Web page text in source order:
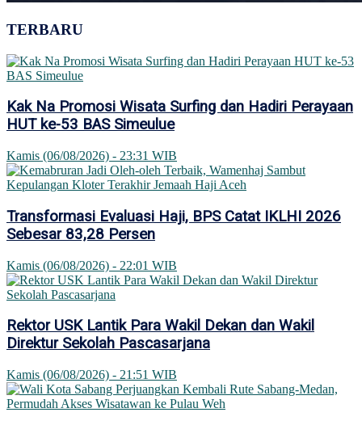
TERBARU
Kak Na Promosi Wisata Surfing dan Hadiri Perayaan
HUT ke-53 BAS Simeulue
Kamis (06/08/2026) - 23:31 WIB
Transformasi Evaluasi Haji, BPS Catat IKLHI 2026
Sebesar 83,28 Persen
Kamis (06/08/2026) - 22:01 WIB
Rektor USK Lantik Para Wakil Dekan dan Wakil
Direktur Sekolah Pascasarjana
Kamis (06/08/2026) - 21:51 WIB